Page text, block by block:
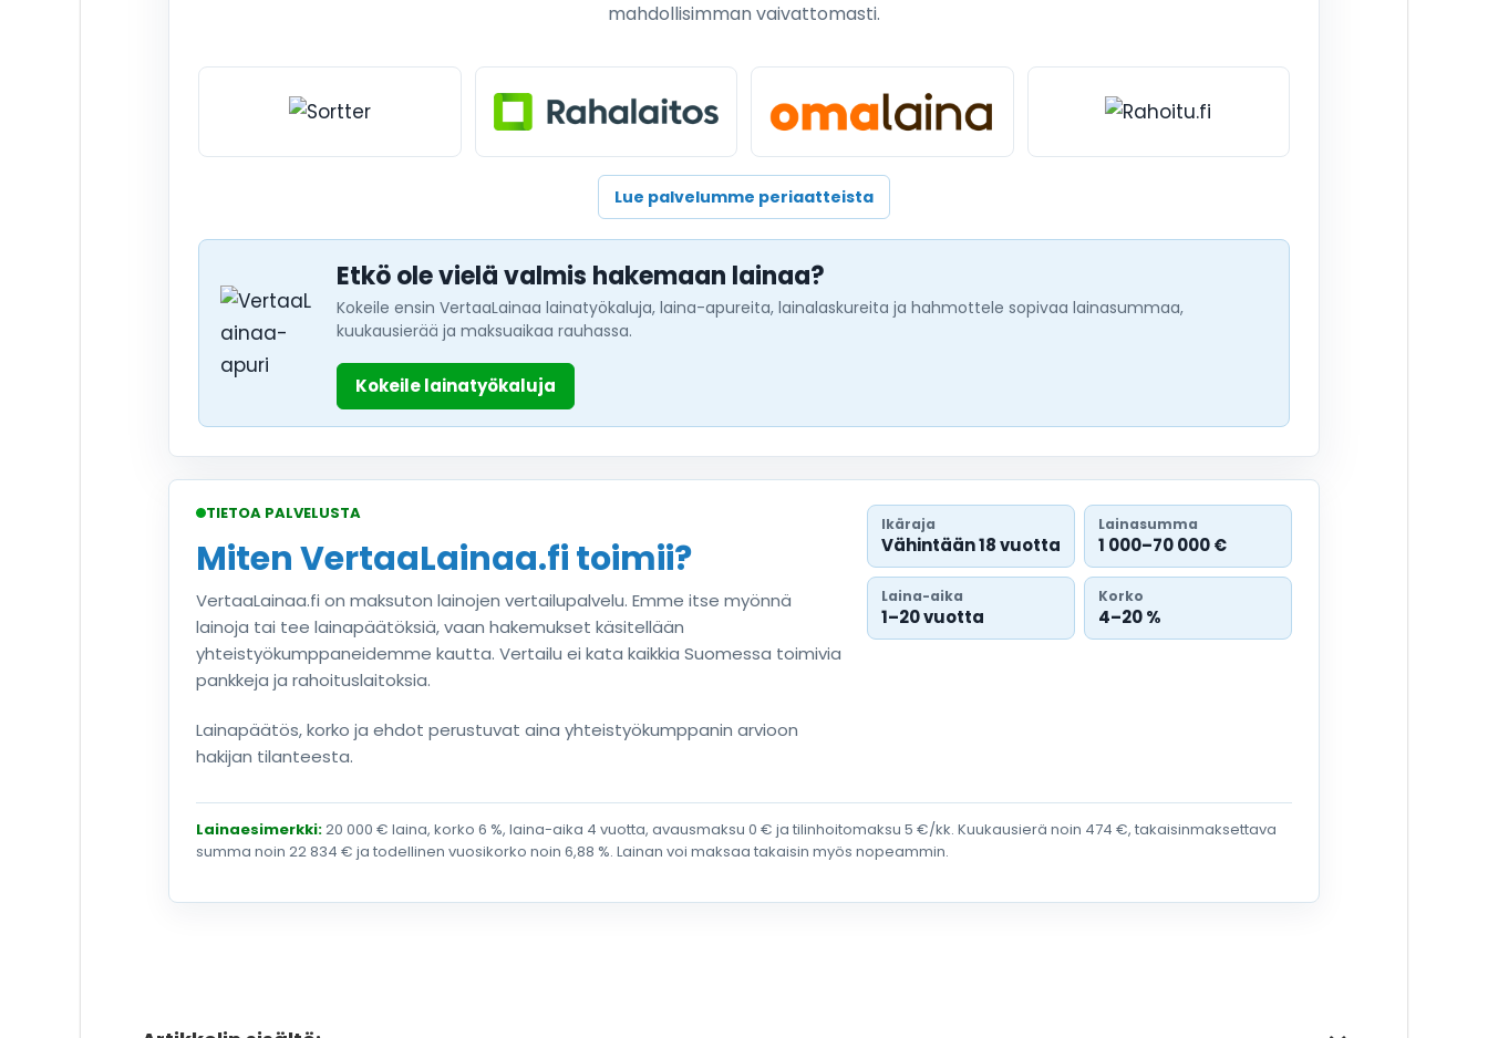
mahdollisimman vaivattomasti.
Lue palvelumme periaatteista
Etkö ole vielä valmis hakemaan lainaa?
Kokeile ensin VertaaLainaa lainatyökaluja, laina-apureita, lainalaskureita ja hahmottele sopivaa lainasummaa,
kuukausierää ja maksuaikaa rauhassa.
Kokeile lainatyökaluja
TIETOA PALVELUSTA
Miten VertaaLainaa.fi toimii?
VertaaLainaa.fi on maksuton lainojen vertailupalvelu. Emme itse myönnä
lainoja tai tee lainapäätöksiä, vaan hakemukset käsitellään
yhteistyökumppaneidemme kautta. Vertailu ei kata kaikkia Suomessa toimivia
pankkeja ja rahoituslaitoksia.
Lainapäätös, korko ja ehdot perustuvat aina yhteistyökumppanin arvioon
hakijan tilanteesta.
Ikäraja
Vähintään 18 vuotta
Lainasumma
1 000–70 000 €
Laina-aika
1–20 vuotta
Korko
4–20 %
Lainaesimerkki:20 000 € laina, korko 6 %, laina-aika 4 vuotta, avausmaksu 0 € ja tilinhoitomaksu 5 €/kk. Kuukausierä noin 474 €, takaisinmaksettava
summa noin 22 834 € ja todellinen vuosikorko noin 6,88 %. Lainan voi maksaa takaisin myös nopeammin.